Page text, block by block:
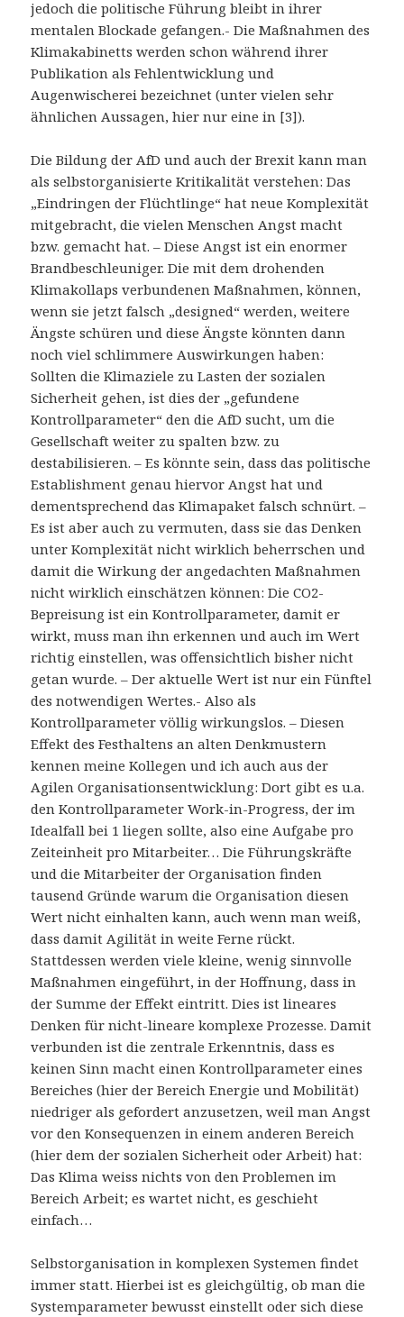
jedoch die politische Führung bleibt in ihrer
mentalen Blockade gefangen.- Die Maßnahmen des
Klimakabinetts werden schon während ihrer
Publikation als Fehlentwicklung und
Augenwischerei bezeichnet (unter vielen sehr
ähnlichen Aussagen, hier nur eine in [3]).
Die Bildung der AfD und auch der Brexit kann man
als selbstorganisierte Kritikalität verstehen: Das
„Eindringen der Flüchtlinge“ hat neue Komplexität
mitgebracht, die vielen Menschen Angst macht
bzw. gemacht hat. – Diese Angst ist ein enormer
Brandbeschleuniger. Die mit dem drohenden
Klimakollaps verbundenen Maßnahmen, können,
wenn sie jetzt falsch „designed“ werden, weitere
Ängste schüren und diese Ängste könnten dann
noch viel schlimmere Auswirkungen haben:
Sollten die Klimaziele zu Lasten der sozialen
Sicherheit gehen, ist dies der „gefundene
Kontrollparameter“ den die AfD sucht, um die
Gesellschaft weiter zu spalten bzw. zu
destabilisieren. – Es könnte sein, dass das politische
Establishment genau hiervor Angst hat und
dementsprechend das Klimapaket falsch schnürt. –
Es ist aber auch zu vermuten, dass sie das Denken
unter Komplexität nicht wirklich beherrschen und
damit die Wirkung der angedachten Maßnahmen
nicht wirklich einschätzen können: Die CO2-
Bepreisung ist ein Kontrollparameter, damit er
wirkt, muss man ihn erkennen und auch im Wert
richtig einstellen, was offensichtlich bisher nicht
getan wurde. – Der aktuelle Wert ist nur ein Fünftel
des notwendigen Wertes.- Also als
Kontrollparameter völlig wirkungslos. – Diesen
Effekt des Festhaltens an alten Denkmustern
kennen meine Kollegen und ich auch aus der
Agilen Organisationsentwicklung: Dort gibt es u.a.
den Kontrollparameter Work-in-Progress, der im
Idealfall bei 1 liegen sollte, also eine Aufgabe pro
Zeiteinheit pro Mitarbeiter… Die Führungskräfte
und die Mitarbeiter der Organisation finden
tausend Gründe warum die Organisation diesen
Wert nicht einhalten kann, auch wenn man weiß,
dass damit Agilität in weite Ferne rückt.
Stattdessen werden viele kleine, wenig sinnvolle
Maßnahmen eingeführt, in der Hoffnung, dass in
der Summe der Effekt eintritt. Dies ist lineares
Denken für nicht-lineare komplexe Prozesse. Damit
verbunden ist die zentrale Erkenntnis, dass es
keinen Sinn macht einen Kontrollparameter eines
Bereiches (hier der Bereich Energie und Mobilität)
niedriger als gefordert anzusetzen, weil man Angst
vor den Konsequenzen in einem anderen Bereich
(hier dem der sozialen Sicherheit oder Arbeit) hat:
Das Klima weiss nichts von den Problemen im
Bereich Arbeit; es wartet nicht, es geschieht
einfach…
Selbstorganisation in komplexen Systemen findet
immer statt. Hierbei ist es gleichgültig, ob man die
Systemparameter bewusst einstellt oder sich diese